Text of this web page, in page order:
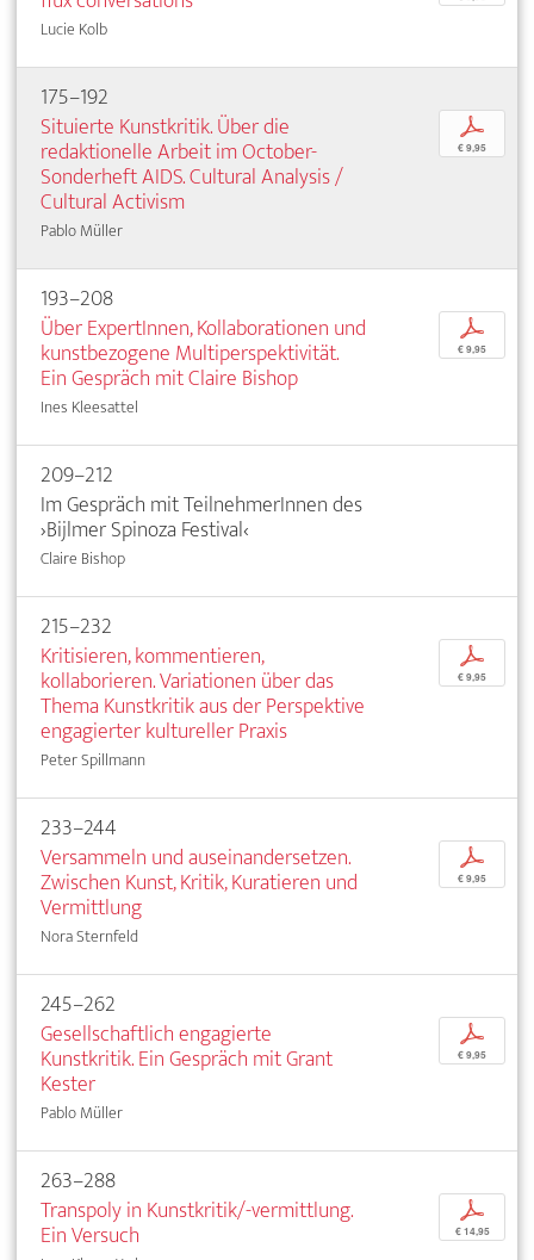
Lucie Kolb
175–192
Situierte Kunstkritik. Über die
redaktionelle Arbeit im October-
Sonderheft AIDS. Cultural Analysis /
Cultural Activism
Pablo Müller
p
€ 9,95
193–208
Über ExpertInnen, Kollaborationen und
kunstbezogene Multiperspektivität.
Ein Gespräch mit Claire Bishop
Ines Kleesattel
p
€ 9,95
209–212
Im Gespräch mit TeilnehmerInnen des
›Bijlmer Spinoza Festival‹
Claire Bishop
215–232
Kritisieren, kommentieren,
kollaborieren. Variationen über das
Thema Kunstkritik aus der Perspektive
engagierter kultureller Praxis
Peter Spillmann
p
€ 9,95
233–244
Versammeln und auseinandersetzen.
Zwischen Kunst, Kritik, Kuratieren und
Vermittlung
Nora Sternfeld
p
€ 9,95
245–262
Gesellschaftlich engagierte
Kunstkritik. Ein Gespräch mit Grant
Kester
Pablo Müller
p
€ 9,95
263–288
Transpoly in Kunstkritik/-vermittlung.
Ein Versuch
p
€ 14,95